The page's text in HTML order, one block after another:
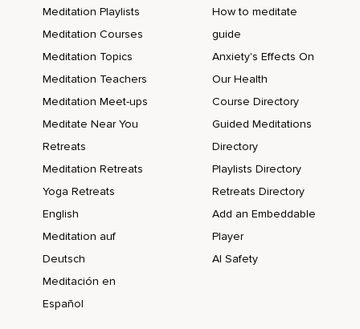
Índigo e violeta,
A minha atenção se eleva um pouco mais e observo um
pequeno ponto de luz na cor branca.
E aqui estou eu,
A consciência.
Mas por alguns momentos agora eu me conecto com o ser
Com o ser espiritual essencialmente puro e divino.
E concentrado nessa imagem mais essencial de mim
mesmo,
Deixo que um pensamento me conecte com uma força
maior que a minha e me sinto conectado a uma fonte de
amor e sabedoria.
Meditation Playlists
Meditation Courses
Meditation Topics
Meditation Teachers
Meditation Meet-ups
Meditate Near You
Retreats
Meditation Retreats
Yoga Retreats
English
Meditation auf
Deutsch
Meditación en
Español
How to meditate
guide
Anxiety's Effects On
Our Health
Course Directory
Guided Meditations
Directory
Playlists Directory
Retreats Directory
Add an Embeddable
Player
AI Safety